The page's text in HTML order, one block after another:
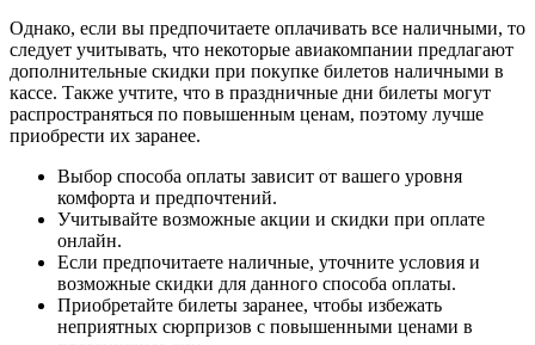
Однако, если вы предпочитаете оплачивать все наличными, то
следует учитывать, что некоторые авиакомпании предлагают
дополнительные скидки при покупке билетов наличными в
кассе. Также учтите, что в праздничные дни билеты могут
распространяться по повышенным ценам, поэтому лучше
приобрести их заранее.
Выбор способа оплаты зависит от вашего уровня
комфорта и предпочтений.
Учитывайте возможные акции и скидки при оплате
онлайн.
Если предпочитаете наличные, уточните условия и
возможные скидки для данного способа оплаты.
Приобретайте билеты заранее, чтобы избежать
неприятных сюрпризов с повышенными ценами в